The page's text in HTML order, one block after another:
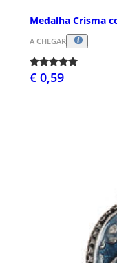
Medalha Crisma
A CHEGAR
€ 0,59